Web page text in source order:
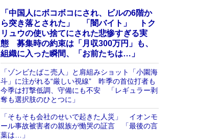
「中国人にボコボコにされ、ビルの6階か
ら突き落とされた」 「闇バイト」 トク
リュウの使い捨てにされた悲惨すぎる実
態 募集時の約束は「月収300万円」も、
組織に入った瞬間、「お前たちは…」
「ゾンビたばこ売人」と肩組みショット「小園海
斗」に注がれる“厳しい視線” 昨季の首位打者も
今季は打撃低調、守備にも不安 「レギュラー剥
奪も選択肢のひとつに」
「そもそも会社のせいで起きた人災」 イオンモ
ール事故被害者の親族が慟哭の証言 「最後の言
葉は…」